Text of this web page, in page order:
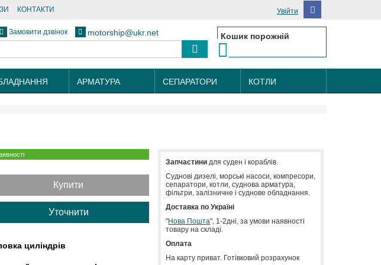
Увійти
КОНТАКТИ
Замовити дзвінок motorship@ukr.net Кошик порожній
АРМАТУРА СЕПАРАТОРИ КОТЛИ
Купити
Уточнити
циліндрів
Запчастини для суден і кораблів.
Cуднові дизелі, морські насоси, компресори,
сепаратори, котли, суднова арматура,
фільтри, залізничне і суднове обладнання.
Доставка по Україні
"Нова Пошта", 1-2дні, за умови наявності
товару на складі.
Оплата
На карту приват. Готівковий розрахунок